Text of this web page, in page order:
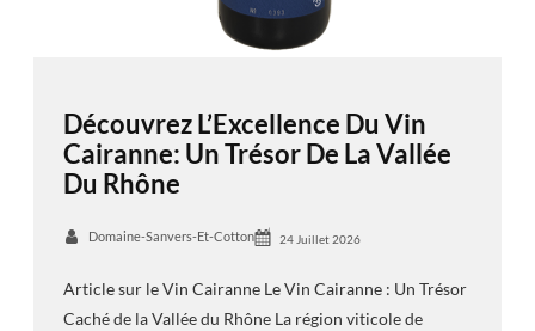
Découvrez L’Excellence Du Vin
Cairanne: Un Trésor De La Vallée
Du Rhône
Domaine-Sanvers-Et-Cotton 24 Juillet 2026
Article sur le Vin Cairanne Le Vin Cairanne : Un Trésor
Caché de la Vallée du Rhône La région viticole de